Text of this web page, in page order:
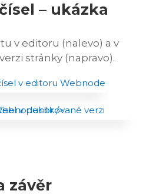
– ukázka
v editoru (nalevo) a v
stránky (napravo).
závěr